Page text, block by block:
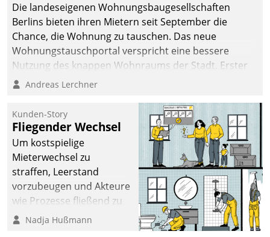
Die landeseigenen Wohnungsbaugesellschaften
Berlins bieten ihren Mietern seit September die
Chance, die Wohnung zu tauschen. Das neue
Wohnungstauschportal verspricht eine bessere
Nutzung des knappen Wohnraums der Stadt. Erster
Anwendungsfall für Datatrains Lösung API-Hub mit
Unternehmen.
Andreas Lerchner
Kunden-Story
Fliegender Wechsel
Um kostspielige
Mieterwechsel zu
straffen, Leerstand
vorzubeugen und Akteure
wie Prozesse fließend zu
vernetzen, nutzt die
Nadja Hußmann